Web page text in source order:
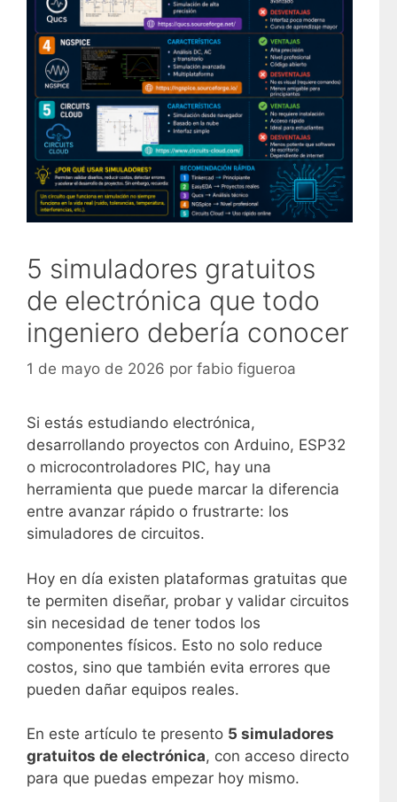
5 simuladores gratuitos
de electrónica que todo
ingeniero debería conocer
1 de mayo de 2026 por fabio figueroa
Si estás estudiando electrónica,
desarrollando proyectos con Arduino, ESP32
o microcontroladores PIC, hay una
herramienta que puede marcar la diferencia
entre avanzar rápido o frustrarte: los
simuladores de circuitos.
Hoy en día existen plataformas gratuitas que
te permiten diseñar, probar y validar circuitos
sin necesidad de tener todos los
componentes físicos. Esto no solo reduce
costos, sino que también evita errores que
pueden dañar equipos reales.
En este artículo te presento 5 simuladores
gratuitos de electrónica, con acceso directo
para que puedas empezar hoy mismo.